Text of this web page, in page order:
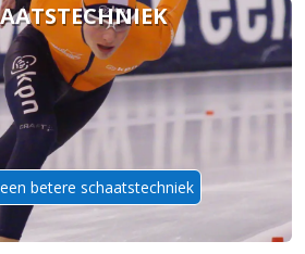
betere schaatstechniek